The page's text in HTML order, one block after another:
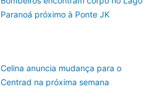
Paranoá próximo à Ponte JK
Celina anuncia mudança para o
Centrad na próxima semana